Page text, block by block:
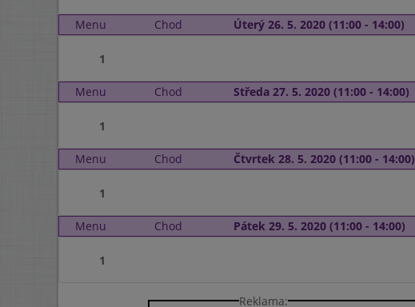
Menu Chod Úterý 26. 5. 2020 (11:00 - 14:00)
1
Menu Chod Středa 27. 5. 2020 (11:00 - 14:00)
1
Menu Chod Čtvrtek 28. 5. 2020 (11:00 - 14:00)
1
Menu Chod Pátek 29. 5. 2020 (11:00 - 14:00)
1
Reklama: